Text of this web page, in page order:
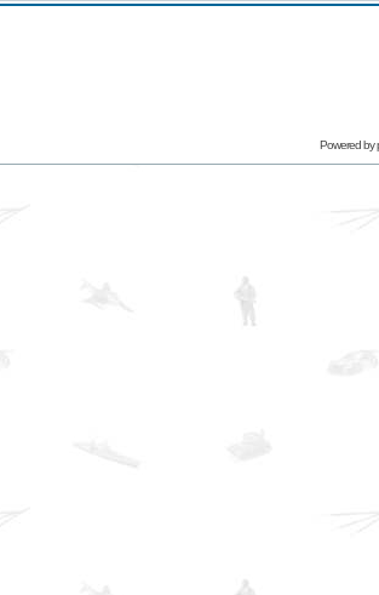
Powered by